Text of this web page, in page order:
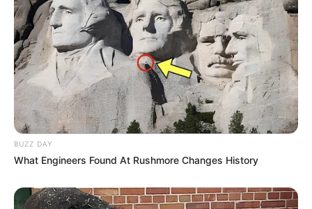
Політика
Спорт
Схеми
[wp-rss-aggregator id="2"]
BUZZ DAY
What Engineers Found At Rushmore Changes History